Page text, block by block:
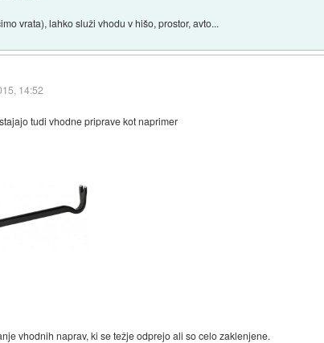
vrata), lahko služi vhodu v hišo, prostor, avto...
14:52
tudi vhodne priprave kot naprimer
vhodnih naprav, ki se težje odprejo ali so celo zaklenjene.